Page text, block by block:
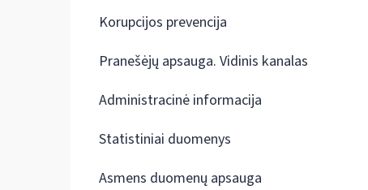
Korupcijos prevencija
Pranešėjų apsauga. Vidinis kanalas
Administracinė informacija
Statistiniai duomenys
Asmens duomenų apsauga